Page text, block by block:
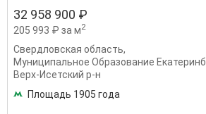
32 958 900 ₽
205 993 ₽ за м2
Свердловская область,
Муниципальное Образование
Верх-Исетский р-н
Площадь 1905 года